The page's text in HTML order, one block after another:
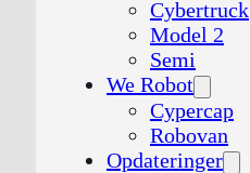
Cybertruck
Model 2
Semi
We Robot
Cypercap
Robovan
Opdateringer